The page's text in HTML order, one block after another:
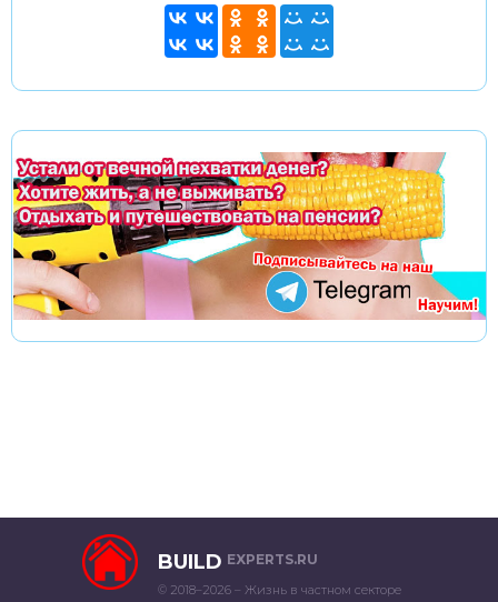
BUILD EXPERTS.RU
© 2018–2026 – Жизнь в частном секторе